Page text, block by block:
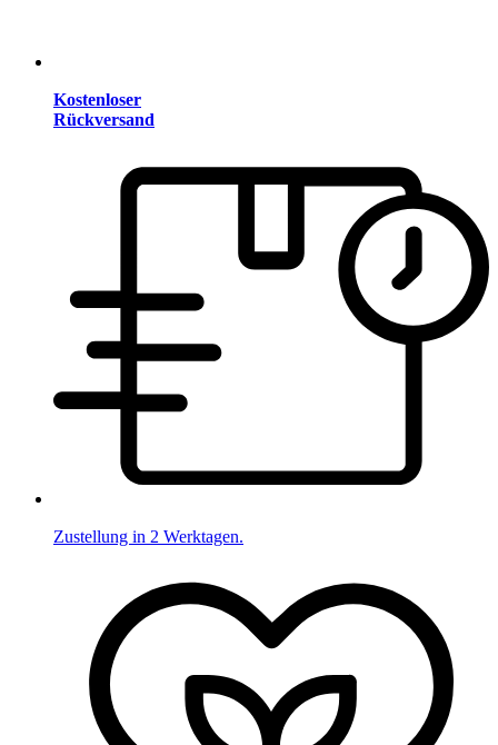
Kostenloser
Rückversand
Zustellung in 2 Werktagen.